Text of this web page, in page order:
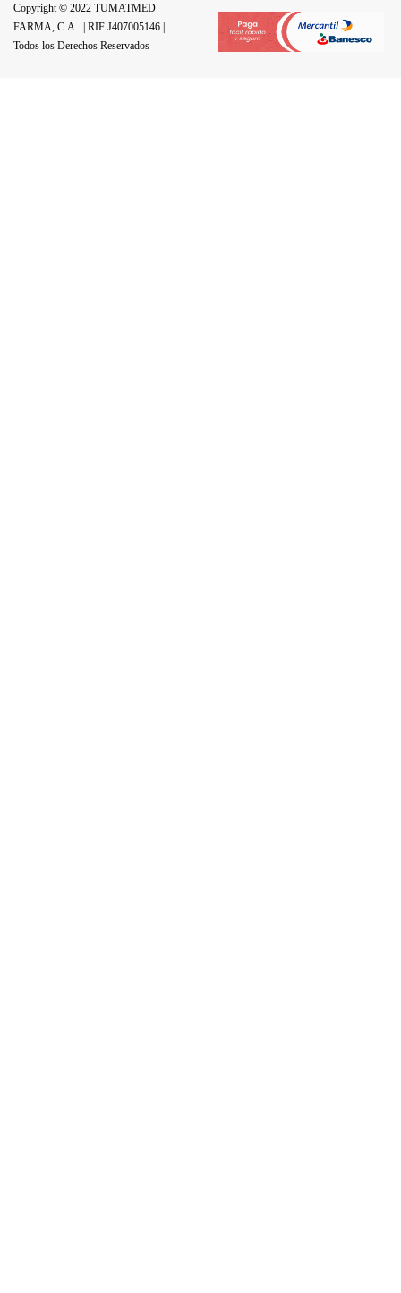
Copyright © 2022 TUMATMED
FARMA, C.A. | RIF J407005146 |
Todos los Derechos Reservados